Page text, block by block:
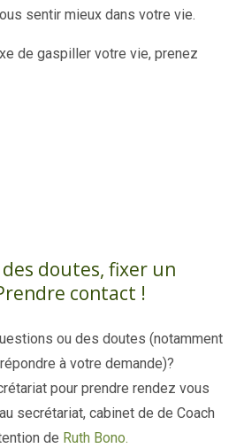
sentir mieux dans votre vie.
de gaspiller votre vie, prenez
doutes, fixer un
contact !
ou des doutes (notamment
à votre demande)?
pour prendre rendez vous
secrétariat, cabinet de de Coach
de Ruth Bono.